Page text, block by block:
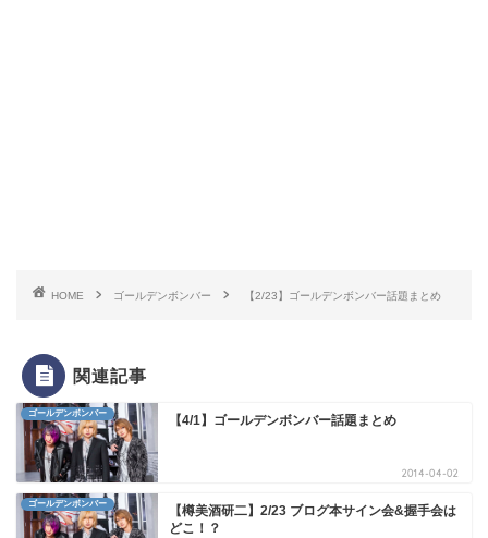
HOME ゴールデンボンバー 【2/23】ゴールデンボンバー話題まとめ
関連記事
ゴールデンボンバー 【4/1】ゴールデンボンバー話題まとめ
2014-04-02
ゴールデンボンバー
【樽美酒研二】2/23 ブログ本サイン会&握手会は
どこ！？